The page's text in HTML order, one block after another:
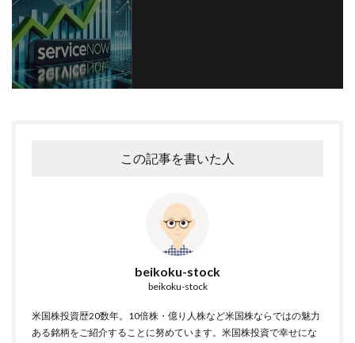
この記事を書いた人
beikoku-stock
beikoku-stock
米国株投資歴20数年。10倍株・億り人株など米国株ならではの魅力
ある銘柄をご紹介することに努めています。米国株投資で幸せにな